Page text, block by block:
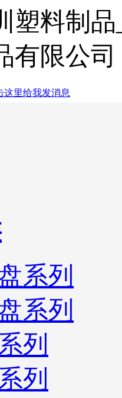
塑料制
有限公司
系列
系列
列
列